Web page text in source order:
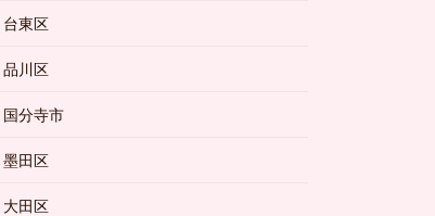
台東区
品川区
国分寺市
墨田区
大田区